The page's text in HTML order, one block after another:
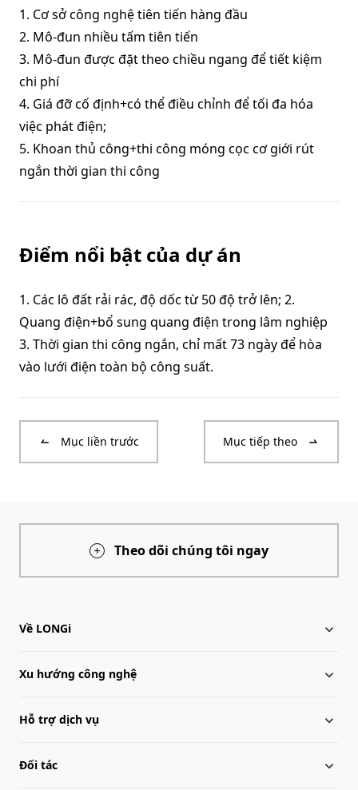
1. Cơ sở công nghệ tiên tiến hàng đầu
2. Mô-đun nhiều tấm tiên tiến
3. Mô-đun được đặt theo chiều ngang để tiết kiệm
chi phí
4. Giá đỡ cố định+có thể điều chỉnh để tối đa hóa
việc phát điện;
5. Khoan thủ công+thi công móng cọc cơ giới rút
ngắn thời gian thi công
Điểm nổi bật của dự án
1. Các lô đất rải rác, độ dốc từ 50 độ trở lên; 2.
Quang điện+bổ sung quang điện trong lâm nghiệp
3. Thời gian thi công ngắn, chỉ mất 73 ngày để hòa
vào lưới điện toàn bộ công suất.
Mục liền trước Mục tiếp theo
Theo dõi chúng tôi ngay
Về LONGi
Về LONGi
Lịch sử phát triển
Mạng lưới toàn cầu
Xu hướng công nghệ
Tin tức LONGi
Hỗ trợ dịch vụ
Trung tâm tài liệu
Đối tác